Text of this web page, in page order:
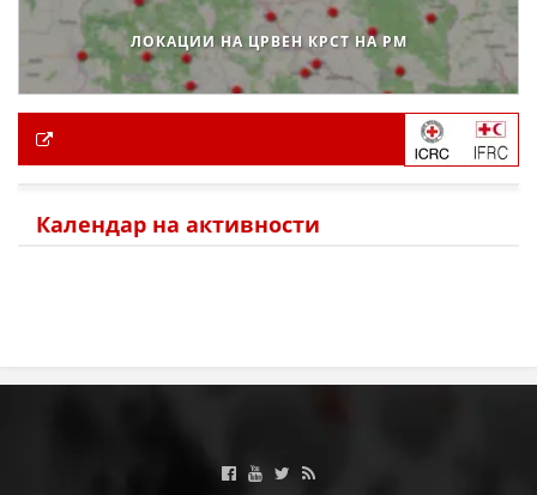
ЛОКАЦИИ НА ЦРВЕН КРСТ НА РМ
Календар на активности